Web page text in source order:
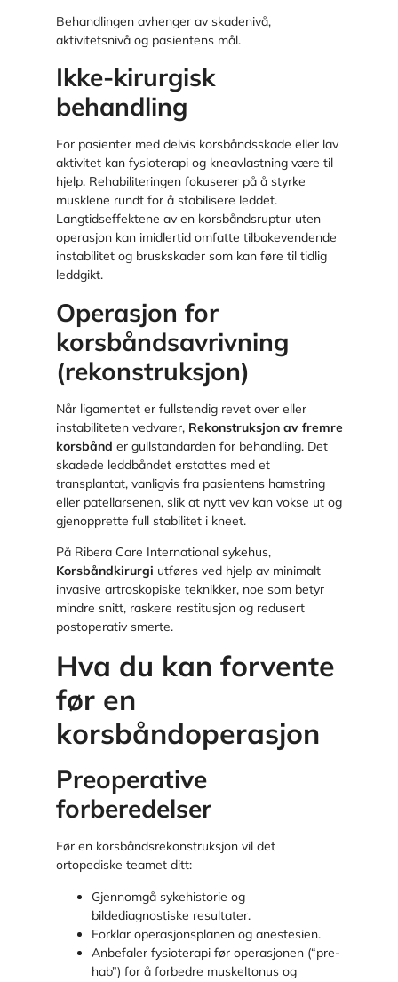
Behandlingen avhenger av skadenivå,
aktivitetsnivå og pasientens mål.
Ikke-kirurgisk
behandling
For pasienter med delvis korsbåndsskade eller lav
aktivitet kan fysioterapi og kneavlastning være til
hjelp. Rehabiliteringen fokuserer på å styrke
musklene rundt for å stabilisere leddet.
Langtidseffektene av en korsbåndsruptur uten
operasjon kan imidlertid omfatte tilbakevendende
instabilitet og bruskskader som kan føre til tidlig
leddgikt.
Operasjon for
korsbåndsavrivning
(rekonstruksjon)
Når ligamentet er fullstendig revet over eller
instabiliteten vedvarer, Rekonstruksjon av fremre
korsbånd er gullstandarden for behandling. Det
skadede leddbåndet erstattes med et
transplantat, vanligvis fra pasientens hamstring
eller patellarsenen, slik at nytt vev kan vokse ut og
gjenopprette full stabilitet i kneet.
På Ribera Care International sykehus,
Korsbåndkirurgi utføres ved hjelp av minimalt
invasive artroskopiske teknikker, noe som betyr
mindre snitt, raskere restitusjon og redusert
postoperativ smerte.
Hva du kan forvente
før en
korsbåndoperasjon
Preoperative
forberedelser
Før en korsbåndsrekonstruksjon vil det
ortopediske teamet ditt:
Gjennomgå sykehistorie og
bildediagnostiske resultater.
Forklar operasjonsplanen og anestesien.
Anbefaler fysioterapi før operasjonen (“pre-
hab”) for å forbedre muskeltonus og